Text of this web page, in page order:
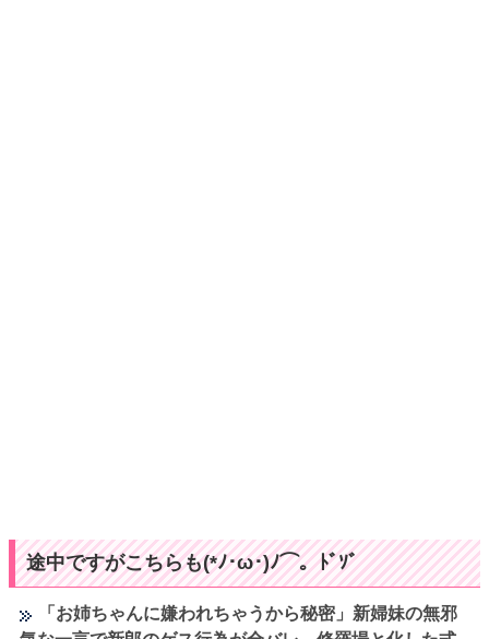
途中ですがこちらも(*ﾉ･ω･)ﾉ⌒。ﾄﾞｿﾞ
「お姉ちゃんに嫌われちゃうから秘密」新婦妹の無邪